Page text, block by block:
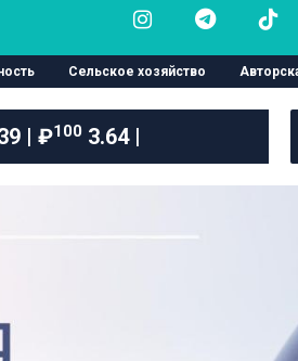
Сельское хозяйство
| ₽1003.64 |